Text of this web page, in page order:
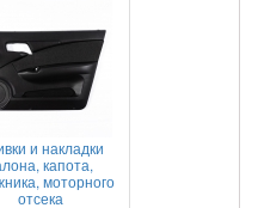
и накладки
капота,
моторного
отсека